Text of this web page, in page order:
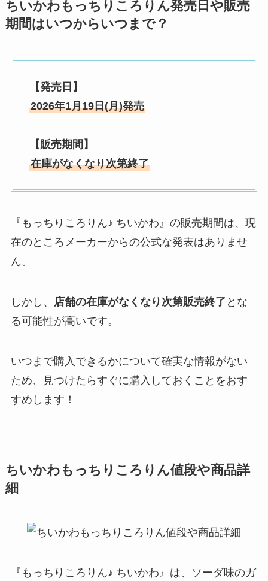
ちいかわもっちりころりん発売日や販売
期間はいつからいつまで？
【発売日】
2026年1月19日(月)発売
【販売期間】
在庫がなくなり次第終了
『もっちりころりん♪ ちいかわ』の販売期間は、現
在のところメーカーからの公式な発表はありませ
ん。
しかし、 店舗の在庫がなくなり次第販売終了 とな
る可能性が高いです。
いつまで購入できるかについて確実な情報がない
ため、見つけたらすぐに購入しておくことをおす
すめします！
ちいかわもっちりころりん値段や商品詳
細
『もっちりころりん♪ ちいかわ』は、ソーダ味のガ